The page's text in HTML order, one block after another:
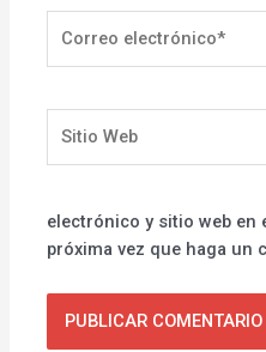
electrónico*
Web
electrónico y sitio web en
próxima vez que haga un